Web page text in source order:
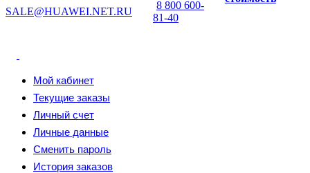
SALE@HUAWEI.NET.RU
8 800 600-
81-40
Мой кабинет
Текущие заказы
Личный счет
Личные данные
Сменить пароль
История заказов